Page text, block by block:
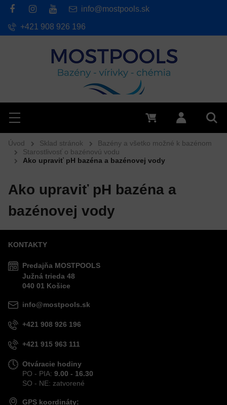
Hľadať
Menu Prihlásiť
info@mostpools.sk
+421 908 926 196
Úvod Sklad stránok
Bazény a všetko možné k bazénom
Starostlivosť o bazénovú vodu
Ako upraviť pH bazéna a bazénovej vody
Ako upraviť pH bazéna a
bazénovej vody
KONTAKTY
Predajňa MOSTPOOLS
Južná trieda 48
040 01 Košice
info@mostpools.sk
+421 908 926 196
+421 915 963 111
Otváracie hodiny
PO - PIA: 9.00 - 16.30
SO - NE: zatvorené
GPS koordináty: